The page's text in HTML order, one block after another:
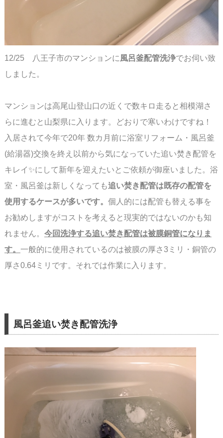
12/25 八王子市のマンションに 風呂釜配管洗浄でお伺い致
しました。
マンションは高尾山登山口の近くで数キロ走ると相模湖さ
らに進むと山梨県に入ります。
どおりで寒いわけですね！
入居されて今年で20年 数カ月前に浴室リフォーム・風呂釜
(給湯器)交換を終え以前から気になっていた追い焚き配管を
キレイ✨にして新年を迎えたいとご依頼が御座いました。 浴
室・風呂釜は新しくなっても追い焚き配管は既存の配管を
使用するケースが多いです。 個人的には配管も替える事を
お勧めしますがコストを考えると現実的ではないのかも知
れません。 今回洗浄する追い焚き配管は被膜銅管になりま
す。 一般的に使用されているのは被膜の厚さ3ミリ・銅管の
厚さ0.64ミリです。それでは作業に入ります。
風呂釜追い焚き配管洗浄